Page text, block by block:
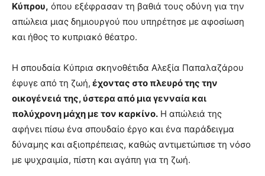
Κύπρου, όπου εξέφρασαν τη βαθιά τους οδύνη για την
απώλεια μιας δημιουργού που υπηρέτησε με αφοσίωση
και ήθος το κυπριακό θέατρο.
Η σπουδαία Κύπρια σκηνοθέτιδα Αλεξία Παπαλαζάρου
έφυγε από τη ζωή, έχοντας στο πλευρό της την
οικογένειά της, ύστερα από μια γενναία και
πολύχρονη μάχη με τον καρκίνο. Η απώλειά της
αφήνει πίσω ένα σπουδαίο έργο και ένα παράδειγμα
δύναμης και αξιοπρέπειας, καθώς αντιμετώπισε τη νόσο
με ψυχραιμία, πίστη και αγάπη για τη ζωή.